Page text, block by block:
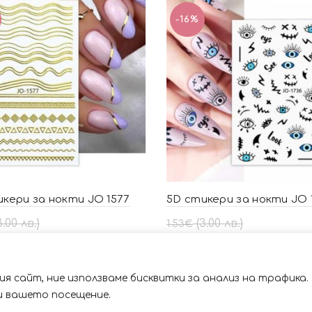
ние използваме бисквитки за анализ на трафика.
вашето посещение.
за нокти JO 1577
лв.)
-16%
5D стикери за нокти JO
1.53€ (3.00 лв.)
Original
1.53€
Текущата
1.28€
сайта. Като ползвате сайта Вие се съгласявате с